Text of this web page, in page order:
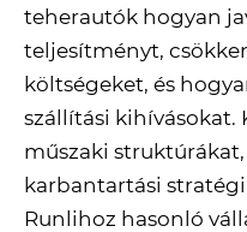
teherautók hogyan
teljesítményt,
költségeket, és
szállítási kihívásokat.
műszaki
karbantartási
Runlihoz hasonló